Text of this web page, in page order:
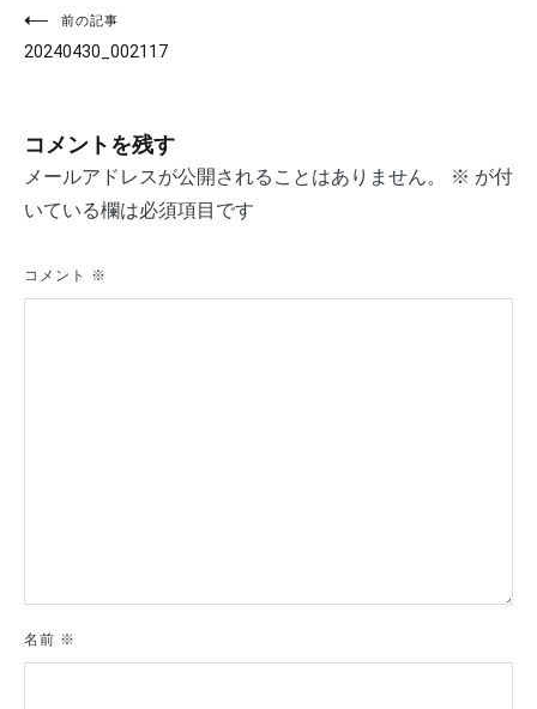
投
稿
ビ
ゲ
シ
前の記事
20240430_002117
コメントを残す
メールアドレスが公開されることはありません。 ※ が付
いている欄は必須項目です
コメント ※
名前 ※